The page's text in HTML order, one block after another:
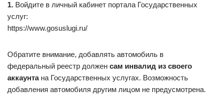
1. Войдите в личный кабинет портала Государственных
услуг:
https://www.gosuslugi.ru/
Обратите внимание, добавлять автомобиль в
федеральный реестр должен сам инвалид из своего
аккаунтана Государственных услугах. Возможность
добавления автомобиля другим лицом не предусмотрена.